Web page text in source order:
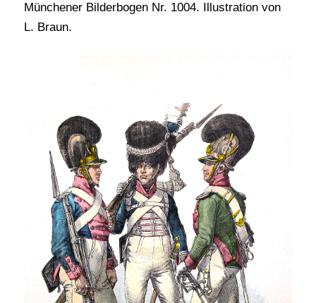
Münchener Bilderbogen Nr. 1004. Illustration von
L. Braun.